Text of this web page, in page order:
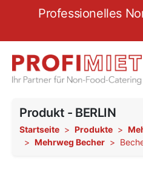
Professionelles
Produkt - BERLIN
Startseite Produkte
Mehrweg Becher